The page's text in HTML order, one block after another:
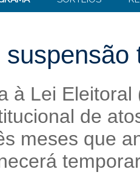
à Lei
de
meses que